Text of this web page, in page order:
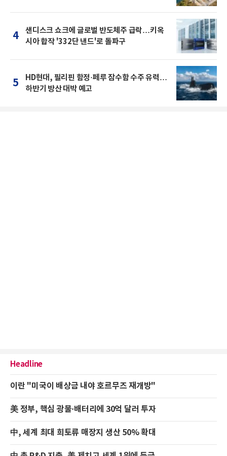
4
샌디스크 쇼크에 글로벌 반도체주 급락…키옥
시아 합작 '332단 낸드'로 돌파구
5
HD현대, 필리핀 함정·페루 잠수함 수주 유력…
하반기 방산 대박 예고
Headline
이란 "미국이 배상금 내야 호르무즈 재개방"
美 정부, 핵심 광물·배터리에 30억 달러 투자
中, 세계 최대 희토류 매장지 생산 50% 확대